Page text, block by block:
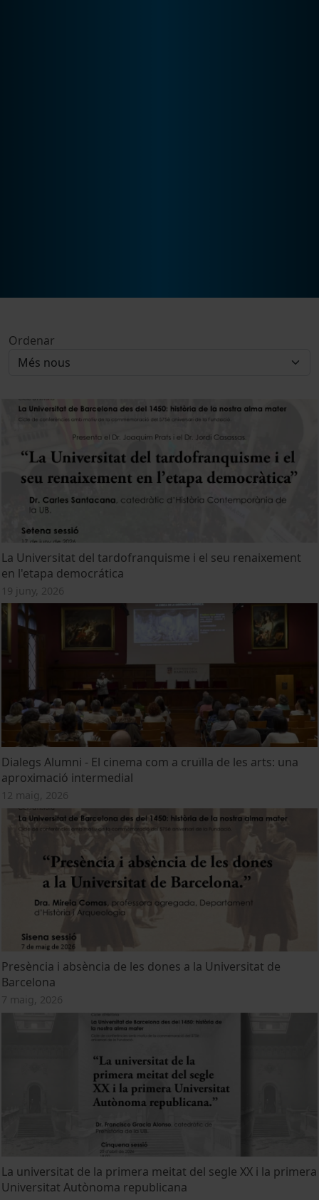
Ordenar
La Universitat del tardofranquisme i el seu renaixement
en l'etapa democrática
19 juny, 2026
Dialegs Alumni - El cinema com a cruïlla de les arts: una
aproximació intermedial
12 maig, 2026
Presència i absència de les dones a la Universitat de
Barcelona
7 maig, 2026
La universitat de la primera meitat del segle XX i la primera
Universitat Autònoma republicana